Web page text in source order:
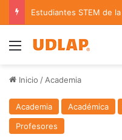
Menu
Inicio / Academia
Academia Académica
Profesores